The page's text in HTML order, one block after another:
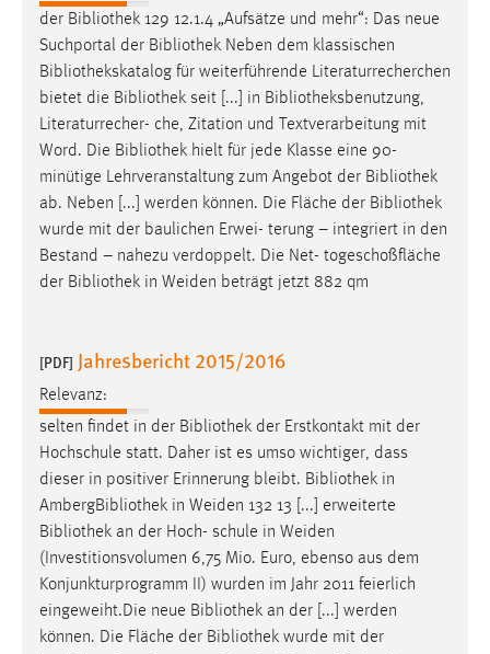
der Bibliothek 129 12.1.4 „Aufsätze und mehr“: Das neue
Suchportal der Bibliothek Neben dem klassischen
Bibliothekskatalog für weiterführende Literaturrecherchen
bietet die Bibliothek seit [...] in Bibliotheksbenutzung,
Literaturrecher- che, Zitation und Textverarbeitung mit
Word. Die Bibliothek hielt für jede Klasse eine 90-
minütige Lehrveranstaltung zum Angebot der Bibliothek
ab. Neben [...] werden können. Die Fläche der Bibliothek
wurde mit der baulichen Erwei- terung – integriert in den
Bestand – nahezu verdoppelt. Die Net- togeschoßfläche
der Bibliothek in Weiden beträgt jetzt 882 qm
[PDF] Jahresbericht 2015/2016
Relevanz:
selten findet in der Bibliothek der Erstkontakt mit der
Hochschule statt. Daher ist es umso wichtiger, dass
dieser in positiver Erinnerung bleibt. Bibliothek in
AmbergBibliothek in Weiden 132 13 [...] erweiterte
Bibliothek an der Hoch- schule in Weiden
(Investitionsvolumen 6,75 Mio. Euro, ebenso aus dem
Konjunkturprogramm II) wurden im Jahr 2011 feierlich
eingeweiht.Die neue Bibliothek an der [...] werden
können. Die Fläche der Bibliothek wurde mit der